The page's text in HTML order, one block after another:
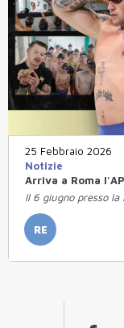
25 Febbraio 2026
Notizie
Arriva a Roma
Il 6 giugno presso la
RE